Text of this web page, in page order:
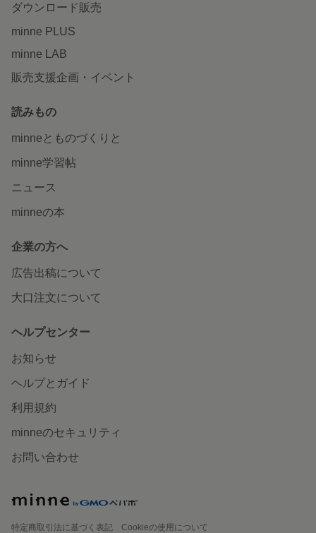
ダウンロード販売
minne PLUS
minne LAB
販売支援企画・イベント
読みもの
minneとものづくりと
minne学習帖
ニュース
minneの本
企業の方へ
広告出稿について
大口注文について
ヘルプセンター
お知らせ
ヘルプとガイド
利用規約
minneのセキュリティ
お問い合わせ
特定商取引法に基づく表記
Cookieの使用について